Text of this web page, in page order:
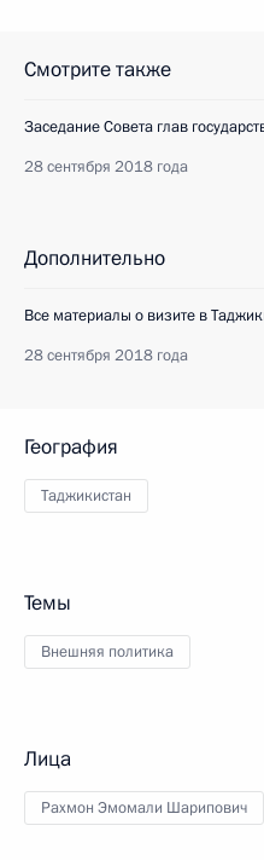
Смотрите также
Заседание Совета глав
28 сентября 2018 года
Дополнительно
Все материалы о визите в
28 сентября 2018 года
География
Таджикистан
Темы
Внешняя политика
Лица
Рахмон Эмомали Шарипович